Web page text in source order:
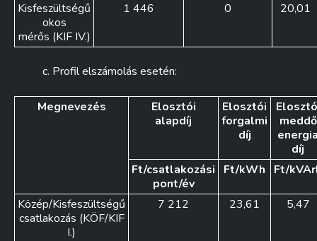
Kisfeszültségű
okos
mérős (KIF IV.)
1 446 0 20,01
c. Profil elszámolás esetén:
Megnevezés
Elosztói
alapdíj
Elosztói
forgalmi
díj
meddő
díj
Ft/csatlakozási
pont/év
Ft/kWh Ft/
Közép/Kisfeszültségű
csatlakozás (KÖF/KIF
I.)
7 212 23,61 5,47